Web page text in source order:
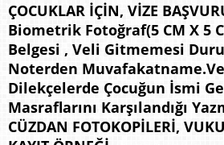
ÇOCUKLAR İÇİN, VİZE
Biometrik Fotoğraf(5 CM X 5
Belgesi , Veli Gitmemesi
Noterden Muvafakatname.Ve
Dilekçelerde Çocuğun İsmi
Masraflarını Karşılandığı
CÜZDAN FOTOKOPİLERİ,